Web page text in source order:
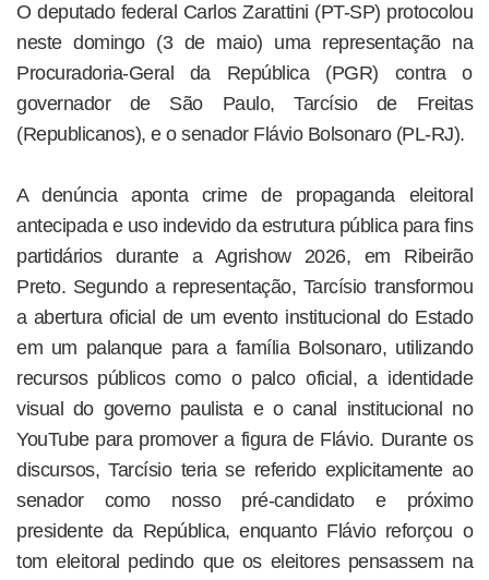
O deputado federal Carlos Zarattini (PT-SP) protocolou
neste domingo (3 de maio) uma representação na
Procuradoria-Geral da República (PGR) contra o
governador de São Paulo, Tarcísio de Freitas
(Republicanos), e o senador Flávio Bolsonaro (PL-RJ).
A denúncia aponta crime de propaganda eleitoral
antecipada e uso indevido da estrutura pública para fins
partidários durante a Agrishow 2026, em Ribeirão
Preto. Segundo a representação, Tarcísio transformou
a abertura oficial de um evento institucional do Estado
em um palanque para a família Bolsonaro, utilizando
recursos públicos como o palco oficial, a identidade
visual do governo paulista e o canal institucional no
YouTube para promover a figura de Flávio. Durante os
discursos, Tarcísio teria se referido explicitamente ao
senador como nosso pré-candidato e próximo
presidente da República, enquanto Flávio reforçou o
tom eleitoral pedindo que os eleitores pensassem na